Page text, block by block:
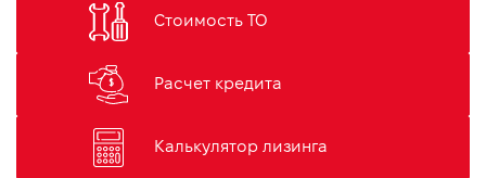
Стоимость ТО
Расчет кредита
Калькулятор лизинга